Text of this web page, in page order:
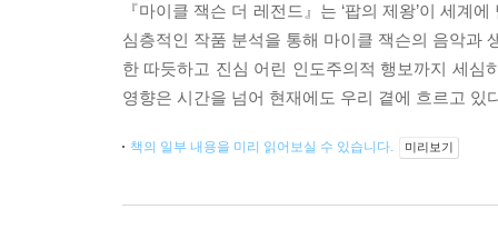
『마이클 잭슨 더 레전드』는 ‘팝의 제왕’이 세
심층적인 작품 분석을 통해 마이클 잭슨의 음악과
한 따듯하고 진심 어린 인도주의적 행보까지 세심
영향은 시간을 넘어 현재에도 우리 곁에 흐르고 있
책의 일부 내용을 미리 읽어보실 수 있습니다. 미리보기